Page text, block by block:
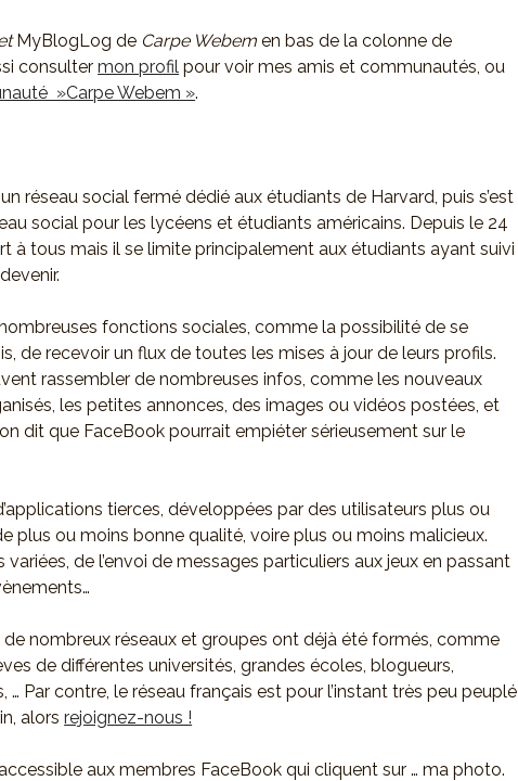
MyBlogLog de Carpe Webem en bas de la colonne de
consultermon profil pour voir mes amis et communautés, ou
»Carpe Webem ».
un réseau social fermé dédié aux étudiants de Harvard, puis s’est
social pour les lycéens et étudiants américains. Depuis le 24
à tous mais il se limite principalement aux étudiants ayant suivi
fonctions sociales, comme la possibilité de se
de recevoir un flux de toutes les mises à jour de leurs profils.
rassembler de nombreuses infos, comme les nouveaux
les petites annonces, des images ou vidéos postées, et
dit que FaceBook pourrait empiéter sérieusement sur le
tierces, développées par des utilisateurs plus ou
plus ou moins bonne qualité, voire plus ou moins malicieux.
de l’envoi de messages particuliers aux jeux en passant
de nombreux réseaux et groupes ont déjà été formés, comme
de différentes universités, grandes écoles, blogueurs,
… Par contre, le réseau français est pour l’instant très peu peuplé
alorsrejoignez-nous !
aux membres FaceBook qui cliquent sur … ma photo.